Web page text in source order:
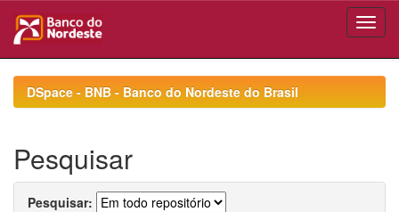
navigationDSpace - BNB - Banco do Nordeste do Brasil
Pesquisar
Pesquisar: